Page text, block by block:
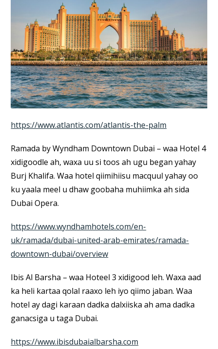
https://www.atlantis.com/atlantis-the-palm
Ramada by Wyndham Downtown Dubai – waa Hotel 4
xidigoodle ah, waxa uu si toos ah ugu began yahay
Burj Khalifa. Waa hotel qiimihiisu macquul yahay oo
ku yaala meel u dhaw goobaha muhiimka ah sida
Dubai Opera.
https://www.wyndhamhotels.com/en-
uk/ramada/dubai-united-arab-emirates/ramada-
downtown-dubai/overview
Ibis Al Barsha – waa Hoteel 3 xidigood leh. Waxa aad
ka heli kartaa qolal raaxo leh iyo qiimo jaban. Waa
hotel ay dagi karaan dadka dalxiiska ah ama dadka
ganacsiga u taga Dubai.
https://www.ibisdubaialbarsha.com